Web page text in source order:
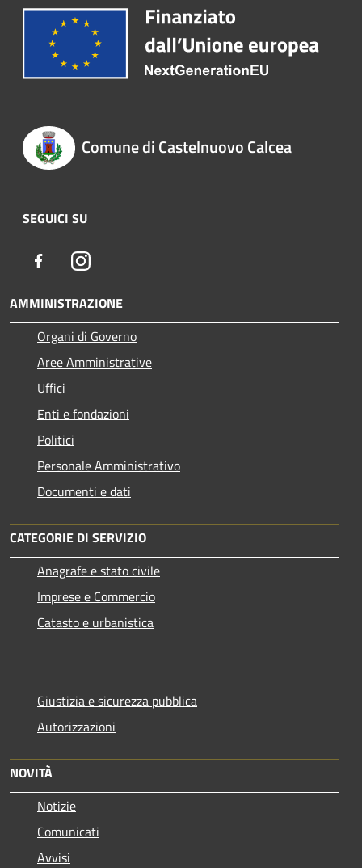
Comune di Castelnuovo Calcea
SEGUICI SU
FacebookInstagram
AMMINISTRAZIONE
Organi di Governo
Aree Amministrative
Uffici
Enti e fondazioni
Politici
Personale Amministrativo
Documenti e dati
CATEGORIE DI SERVIZIO
Anagrafe e stato civile
Imprese e Commercio
Catasto e urbanistica
Giustizia e sicurezza pubblica
Autorizzazioni
NOVITÀ
Notizie
Comunicati
Avvisi